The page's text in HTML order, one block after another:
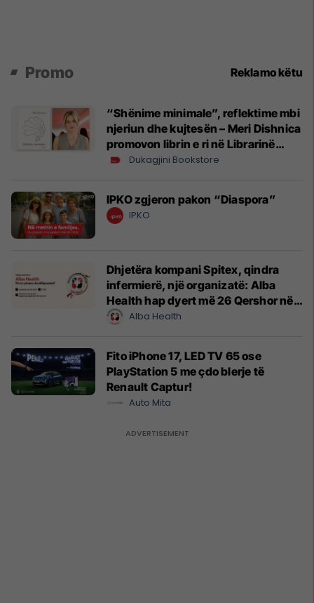
Promo Reklamo këtu
“Shënime minimale”, reflektime mbi
njeriun dhe kujtesën – Meri Dishnica
promovon librin e ri në Librarinë
Dukagjini
Dukagjini Bookstore
IPKO zgjeron pakon “Diaspora”
IPKO
Dhjetëra kompani Spitex, qindra
infermierë, një organizatë: Alba
Health hap dyert më 26 Qershor në
CyrihAlba Health
Fito iPhone 17, LED TV 65 ose
PlayStation 5 me çdo blerje të
Renault Captur!
Auto Mita